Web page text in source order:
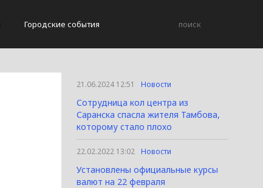
Городские события
21.06.2024 12:51 Новости
Сотрудница кол центра из
Саранска спасла жителя Тамбова,
которому стало плохо
22.02.2022 13:02 Новости
Установлены официальные курсы
валют на 22 февраля